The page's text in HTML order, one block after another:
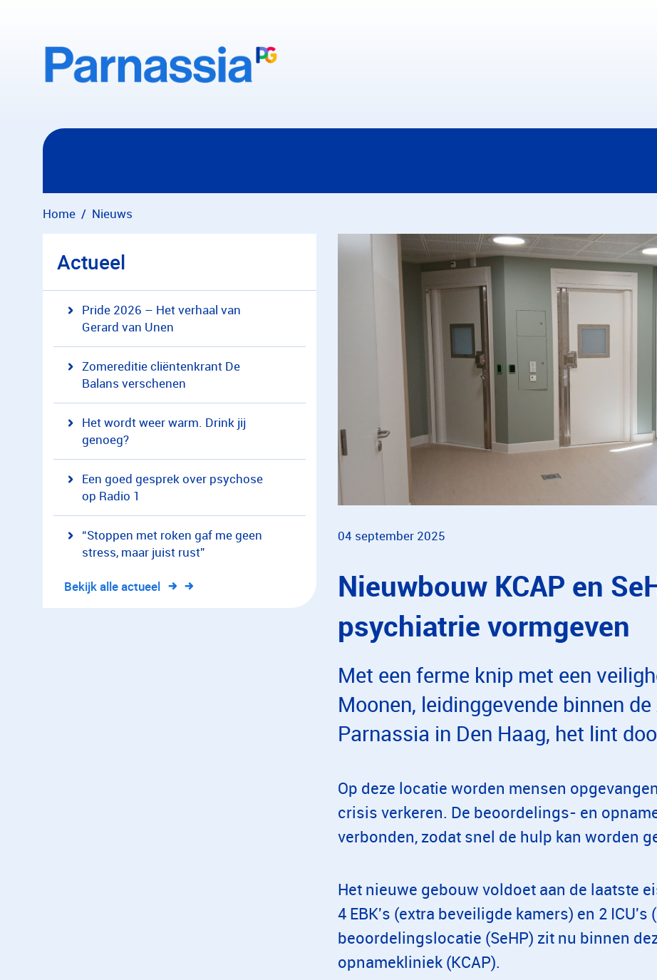
Home Nieuws
Actueel
Pride 2026 – Het verhaal van
Gerard van Unen
Zomereditie cliëntenkrant De
Balans verschenen
Het wordt weer warm. Drink jij
genoeg?
Een goed gesprek over psychose
op Radio 1
“Stoppen met roken gaf me geen
stress, maar juist rust”
Bekijk alle actueel
04 september 2025
Nieuwbouw KCAP en
psychiatrie vormgeven
Met een ferme knip met een
Moonen, leidinggevende binnen
Parnassia in Den Haag, het lint
Op deze locatie worden mensen
crisis verkeren. De beoordelings- en
verbonden, zodat snel de hulp kan worden
Het nieuwe gebouw voldoet aan de laatste
4 EBK's (extra beveiligde kamers) en 2
beoordelingslocatie (SeHP) zit nu binnen
opnamekliniek (KCAP).